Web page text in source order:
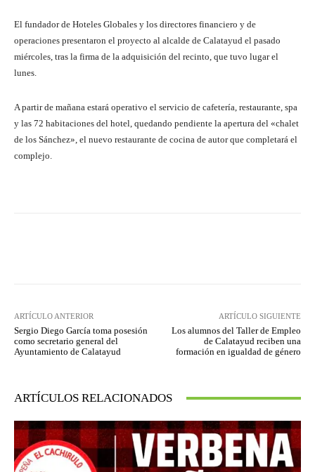
El fundador de Hoteles Globales y los directores financiero y de
operaciones presentaron el proyecto al alcalde de Calatayud el pasado
miércoles, tras la firma de la adquisición del recinto, que tuvo lugar el
lunes.
A partir de mañana estará operativo el servicio de cafetería, restaurante, spa
y las 72 habitaciones del hotel, quedando pendiente la apertura del «chalet
de los Sánchez», el nuevo restaurante de cocina de autor que completará el
complejo.
ARTÍCULO ANTERIOR
Sergio Diego García toma posesión
como secretario general del
Ayuntamiento de Calatayud
ARTÍCULO SIGUIENTE
Los alumnos del Taller de Empleo
de Calatayud reciben una
formación en igualdad de género
ARTÍCULOS RELACIONADOS